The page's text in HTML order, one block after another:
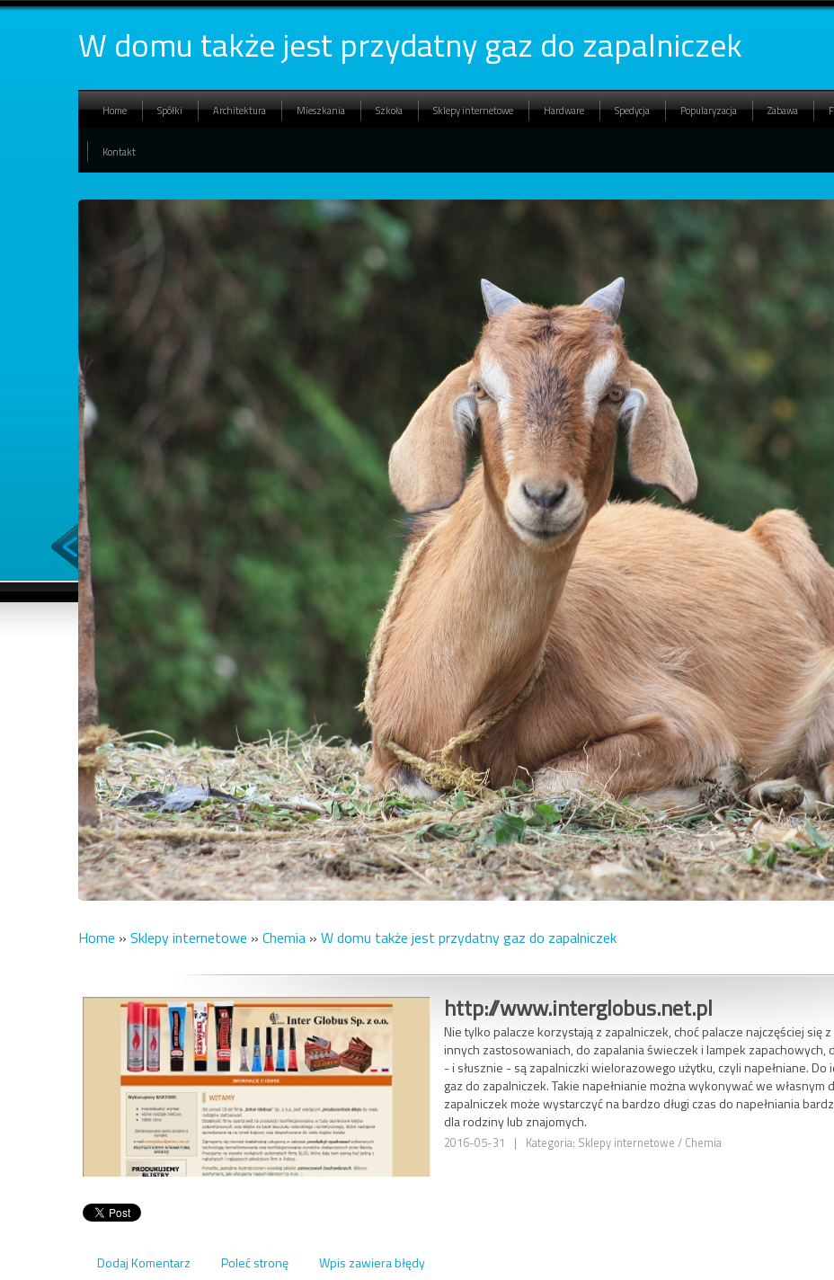
W domu także jest przydatny gaz do zapalniczek
Home Spółki Architektura Mieszkania Szkoła Sklepy internetowe Hardware Spedycja Popularyzacja Zabawa
Kontakt
Home » Sklepy internetowe » Chemia » W domu także jest przydatny gaz do zapalniczek
http://www.interglobus.net.pl
Nie tylko palacze korzystają z zapalniczek, choć palacze najczęściej się
innych zastosowaniach, do zapalania świeczek i lampek zapachowych,
- i słusznie - są zapalniczki wielorazowego użytku, czyli napełniane.
gaz do zapalniczek. Takie napełnianie można wykonywać we
zapalniczek może wystarczyć na bardzo długi czas do napełniania
dla rodziny lub znajomych.
2016-05-31 | Kategoria: Sklepy internetowe / Chemia
Dodaj Komentarz Poleć stronę Wpis zawiera błędy